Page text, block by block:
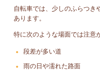
自転車では、少しのふらつき
あります。
特に次のような場面では注意
段差が多い道
雨の日や濡れた路面